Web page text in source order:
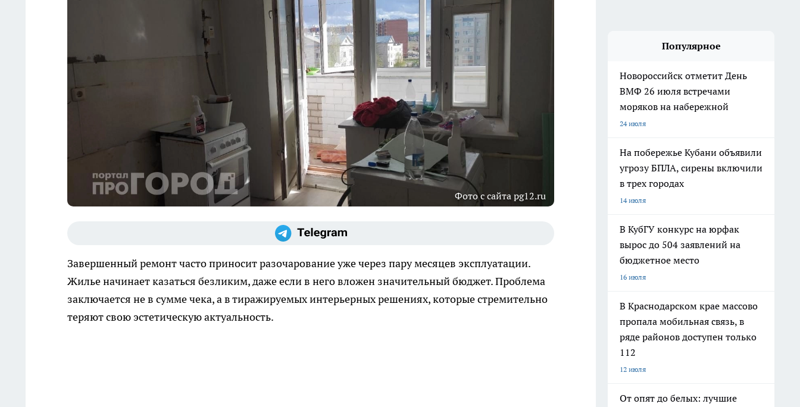
Фото с сайта pg12.ru
Завершенный ремонт часто приносит разочарование уже через пару месяцев эксплуатации.
Жилье начинает казаться безликим, даже если в него вложен значительный бюджет. Проблема
заключается не в сумме чека, а в тиражируемых интерьерных решениях, которые стремительно
теряют свою эстетическую актуальность.
Популярное
Новороссийск отметит День
ВМФ 26 июля встречами
моряков на набережной
24 июля
На побережье Кубани объявили
угрозу БПЛА, сирены включили
в трех городах
14 июля
В КубГУ конкурс на юрфак
вырос до 504 заявлений на
бюджетное место
16 июля
В Краснодарском крае массово
пропала мобильная связь, в
ряде районов доступен только
112
12 июля
От опят до белых: лучшие